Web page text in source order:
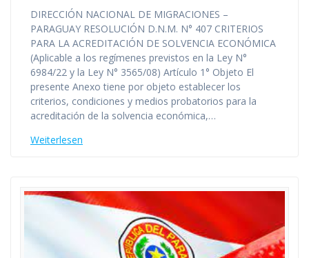
DIRECCIÓN NACIONAL DE MIGRACIONES –
PARAGUAY RESOLUCIÓN D.N.M. N° 407 CRITERIOS
PARA LA ACREDITACIÓN DE SOLVENCIA ECONÓMICA
(Aplicable a los regímenes previstos en la Ley N°
6984/22 y la Ley N° 3565/08) Artículo 1° Objeto El
presente Anexo tiene por objeto establecer los
criterios, condiciones y medios probatorios para la
acreditación de la solvencia económica,…
Weiterlesen